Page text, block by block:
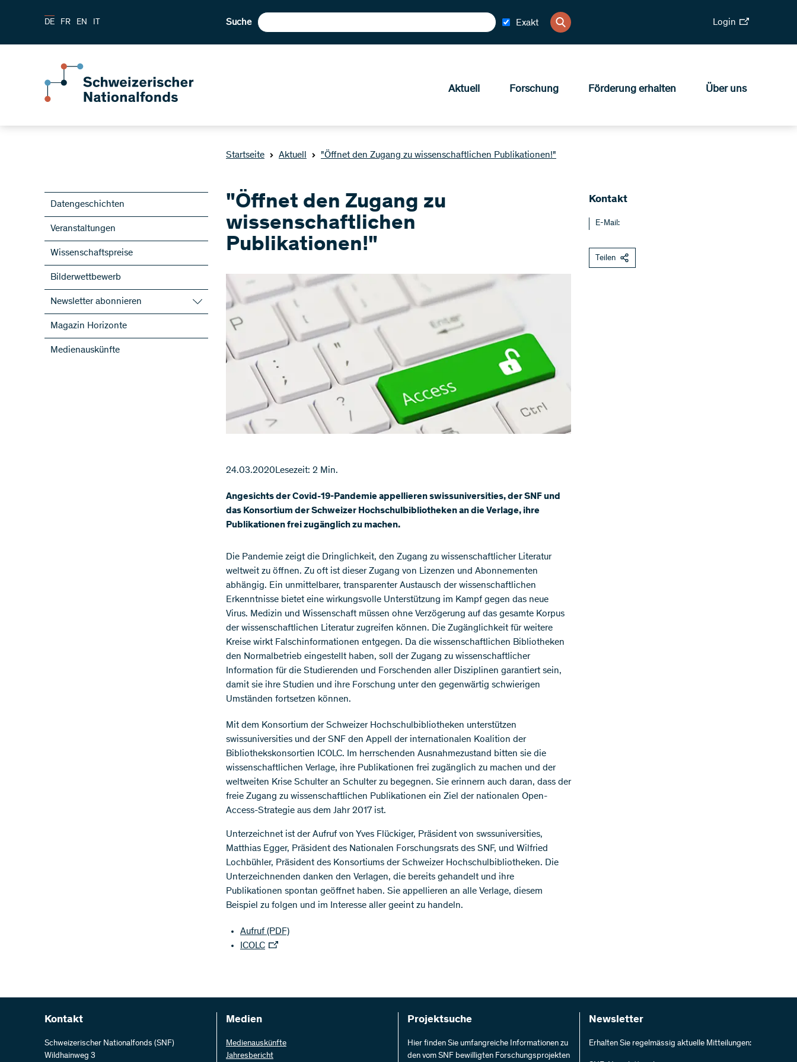
DE FR EN IT Suche Exakt Login
Aktuell Forschung Förderung erhalten Über uns
Startseite Aktuell "Öffnet den Zugang zu wissenschaftlichen Publikationen!"
Datengeschichten
Veranstaltungen
Wissenschaftspreise
Bilderwettbewerb
Newsletter abonnieren
SNF-Newsletter abonnieren
Newsletter der NFP abonnieren
ScienceGeist
Magazin Horizonte
Medienauskünfte
"Öffnet den Zugang zu
wissenschaftlichen
Publikationen!"
24.03.2020Lesezeit: 2 Min.
Angesichts der Covid-19-Pandemie appellieren swissuniversities, der SNF und
das Konsortium der Schweizer Hochschulbibliotheken an die Verlage, ihre
Publikationen frei zugänglich zu machen.
Die Pandemie zeigt die Dringlichkeit, den Zugang zu wissenschaftlicher Literatur
weltweit zu öffnen. Zu oft ist dieser Zugang von Lizenzen und Abonnementen
abhängig. Ein unmittelbarer, transparenter Austausch der wissenschaftlichen
Erkenntnisse bietet eine wirkungsvolle Unterstützung im Kampf gegen das neue
Virus. Medizin und Wissenschaft müssen ohne Verzögerung auf das gesamte Korpus
der wissenschaftlichen Literatur zugreifen können. Die Zugänglichkeit für weitere
Kreise wirkt Falschinformationen entgegen. Da die wissenschaftlichen Bibliotheken
den Normalbetrieb eingestellt haben, soll der Zugang zu wissenschaftlicher
Information für die Studierenden und Forschenden aller Disziplinen garantiert sein,
damit sie ihre Studien und ihre Forschung unter den gegenwärtig schwierigen
Umständen fortsetzen können.
Mit dem Konsortium der Schweizer Hochschulbibliotheken unterstützen
swissuniversities und der SNF den Appell der internationalen Koalition der
Bibliothekskonsortien ICOLC. Im herrschenden Ausnahmezustand bitten sie die
wissenschaftlichen Verlage, ihre Publikationen frei zugänglich zu machen und der
weltweiten Krise Schulter an Schulter zu begegnen. Sie erinnern auch daran, dass der
freie Zugang zu wissenschaftlichen Publikationen ein Ziel der nationalen Open-
Access-Strategie aus dem Jahr 2017 ist.
Unterzeichnet ist der Aufruf von Yves Flückiger, Präsident von swssuniversities,
Matthias Egger, Präsident des Nationalen Forschungsrats des SNF, und Wilfried
Lochbühler, Präsident des Konsortiums der Schweizer Hochschulbibliotheken. Die
Unterzeichnenden danken den Verlagen, die bereits gehandelt und ihre
Publikationen spontan geöffnet haben. Sie appellieren an alle Verlage, diesem
Beispiel zu folgen und im Interesse aller geeint zu handeln.
Aufruf (PDF)
ICOLC
Kontakt
E-Mail:
Teilen
Kontakt
Schweizerischer Nationalfonds (SNF)
Wildhainweg 3
Medien
Medienauskünfte
Jahresbericht
Projektsuche
Hier finden Sie umfangreiche Informationen zu
den vom SNF bewilligten Forschungsprojekten
Newsletter
Erhalten Sie regelmässig aktuelle Mitteilungen: